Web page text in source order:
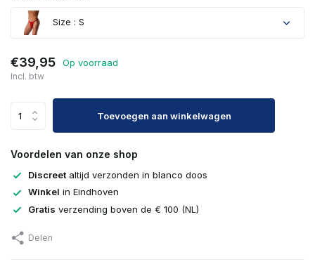
Size : S
€39,95 Op voorraad
Incl. btw
Toevoegen aan winkelwagen
Voordelen van onze shop
Discreet altijd verzonden in blanco doos
Winkel in Eindhoven
Gratis verzending boven de € 100 (NL)
Delen